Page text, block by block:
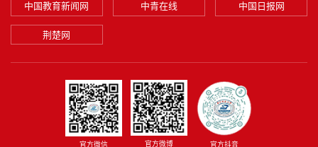
中国教育新闻网 中青在线 中国日报网
荆楚网
官方微信 官方微博 官方抖音